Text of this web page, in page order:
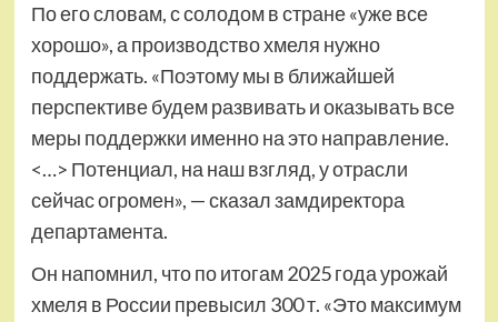
По его словам, с солодом в стране «уже все
хорошо», а производство хмеля нужно
поддержать. «Поэтому мы в ближайшей
перспективе будем развивать и оказывать все
меры поддержки именно на это направление.
<…> Потенциал, на наш взгляд, у отрасли
сейчас огромен», — сказал замдиректора
департамента.
Он напомнил, что по итогам 2025 года урожай
хмеля в России превысил 300 т. «Это максимум